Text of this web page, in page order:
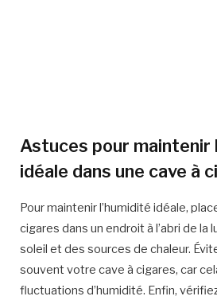
Astuces pour maintenir
idéale dans une cave à
Pour maintenir l’humidité idéale,
cigares dans un endroit à l’abri de la
soleil et des sources de chaleur.
souvent votre cave à cigares, car
fluctuations d’humidité. Enfin,